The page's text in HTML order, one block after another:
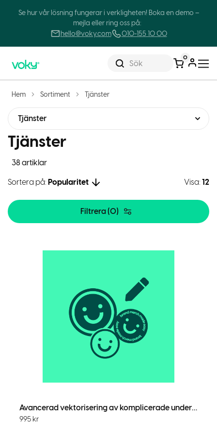
Se hur vår lösning fungerar i verkligheten! Boka en demo –
mejla eller ring oss på:
hello@voky.com
010-155 10 00
Sök
0
Hem Sortiment Tjänster
Tjänster
38 artiklar
Tjänster
Sortera på: Popularitet Visa: 12
Filtrera (0)
Avancerad vektorisering av komplicerade underlag
995 kr